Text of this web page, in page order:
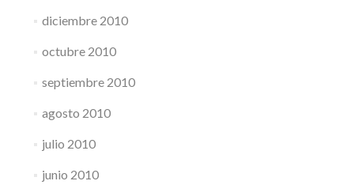
diciembre 2010
octubre 2010
septiembre 2010
agosto 2010
julio 2010
junio 2010